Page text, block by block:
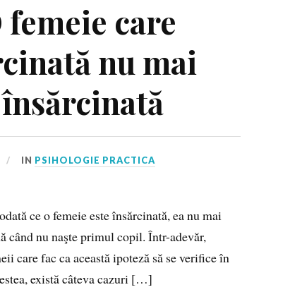
care
nu mai
IN PSIHOLOGIE PRACTICA
ce o femeie este însărcinată, ea nu mai
când nu naşte primul copil. Într-adevăr,
care fac ca această ipoteză să se verifice în
există câteva cazuri […]